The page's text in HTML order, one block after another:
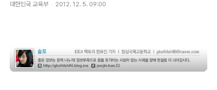
대한민국 교육부 2012. 12. 5. 09:00